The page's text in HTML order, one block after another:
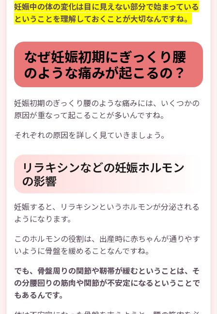
妊娠中の体の変化は目に見えない部分で始まっている
ということを理解しておくことが大切なんですね。
なぜ妊娠初期にぎっくり腰
のような痛みが起こるの？
妊娠初期のぎっくり腰のような痛みには、いくつかの
原因が重なって起こることが多いんですね。
それぞれの原因を詳しく見ていきましょう。
リラキシンなどの妊娠ホルモン
の影響
妊娠すると、リラキシンというホルモンが分泌される
ようになります。
このホルモンの役割は、出産時に赤ちゃんが通りやす
いように骨盤を緩めることなんですね。
でも、骨盤周りの関節や靭帯が緩むということは、そ
の分腰回りの筋肉や関節が不安定になるということで
もあるんです。